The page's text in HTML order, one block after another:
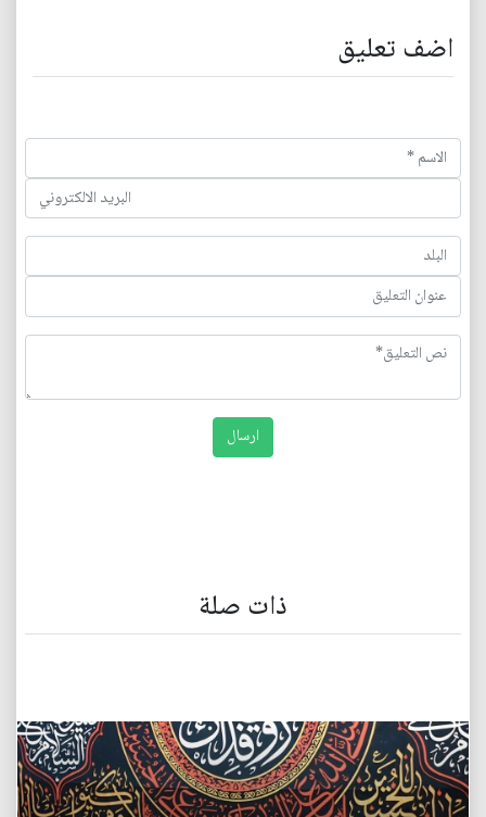
اضف تعليق
ذات صلة